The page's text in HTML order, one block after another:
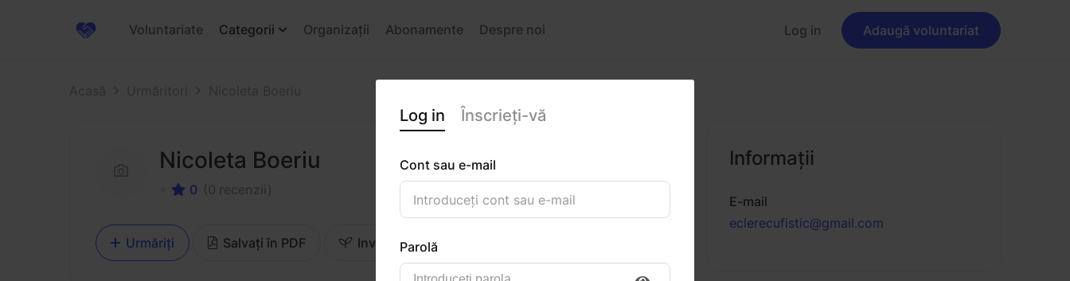
Voluntariate Categorii Organizații Abonamente Despre noi Log in Adaugă voluntariat
Nicoleta Boeriu
0
Urmăriți Salvați în PDF Invitați
Informaţii
E-mail
eclerecufistic@gmail.com
Log in Înscrieți-vă
Cont sau e-mail
Parolă